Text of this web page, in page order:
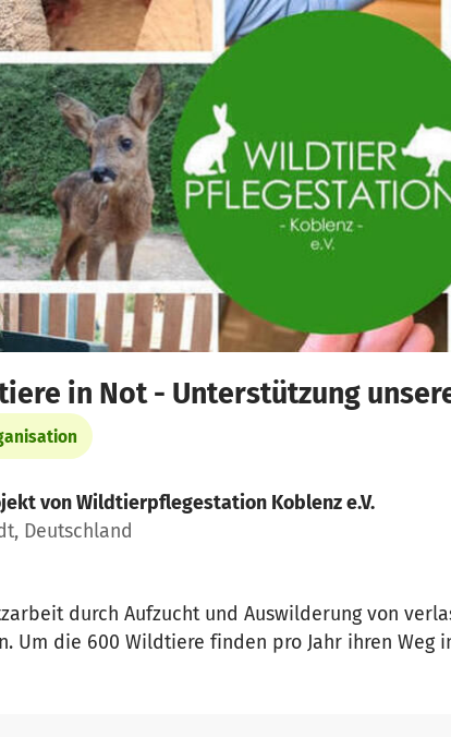
in Not - Unterstützung
vonWildtierpflegestation Koblenz e.V.
Deutschland
durch Aufzucht und Auswilderung von
Um die 600 Wildtiere finden pro Jahr ihren Weg